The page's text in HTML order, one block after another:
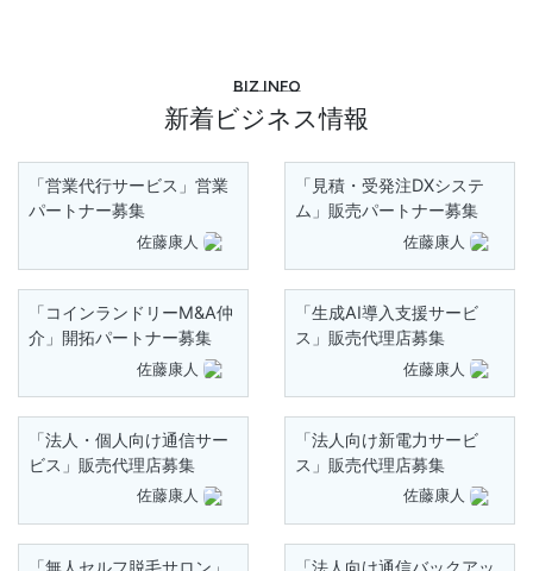
Biz info
新着ビジネス情報
「営業代行サービス」営業
パートナー募集
佐藤康人
「見積・受発注DXシステ
ム」販売パートナー募集
佐藤康人
「コインランドリーM&A仲
介」開拓パートナー募集
佐藤康人
「生成AI導入支援サービ
ス」販売代理店募集
佐藤康人
「法人・個人向け通信サー
ビス」販売代理店募集
佐藤康人
「法人向け新電力サービ
ス」販売代理店募集
佐藤康人
「無人セルフ脱毛サロン」
「法人向け通信バックアッ